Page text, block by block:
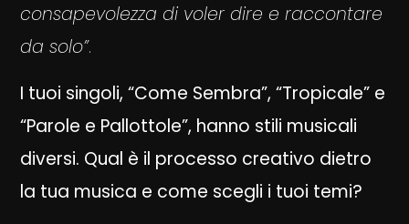
consapevolezza di voler dire e raccontare
da solo”.
I tuoi singoli, “Come Sembra”, “Tropicale” e
“Parole e Pallottole”, hanno stili musicali
diversi. Qual è il processo creativo dietro
la tua musica e come scegli i tuoi temi?